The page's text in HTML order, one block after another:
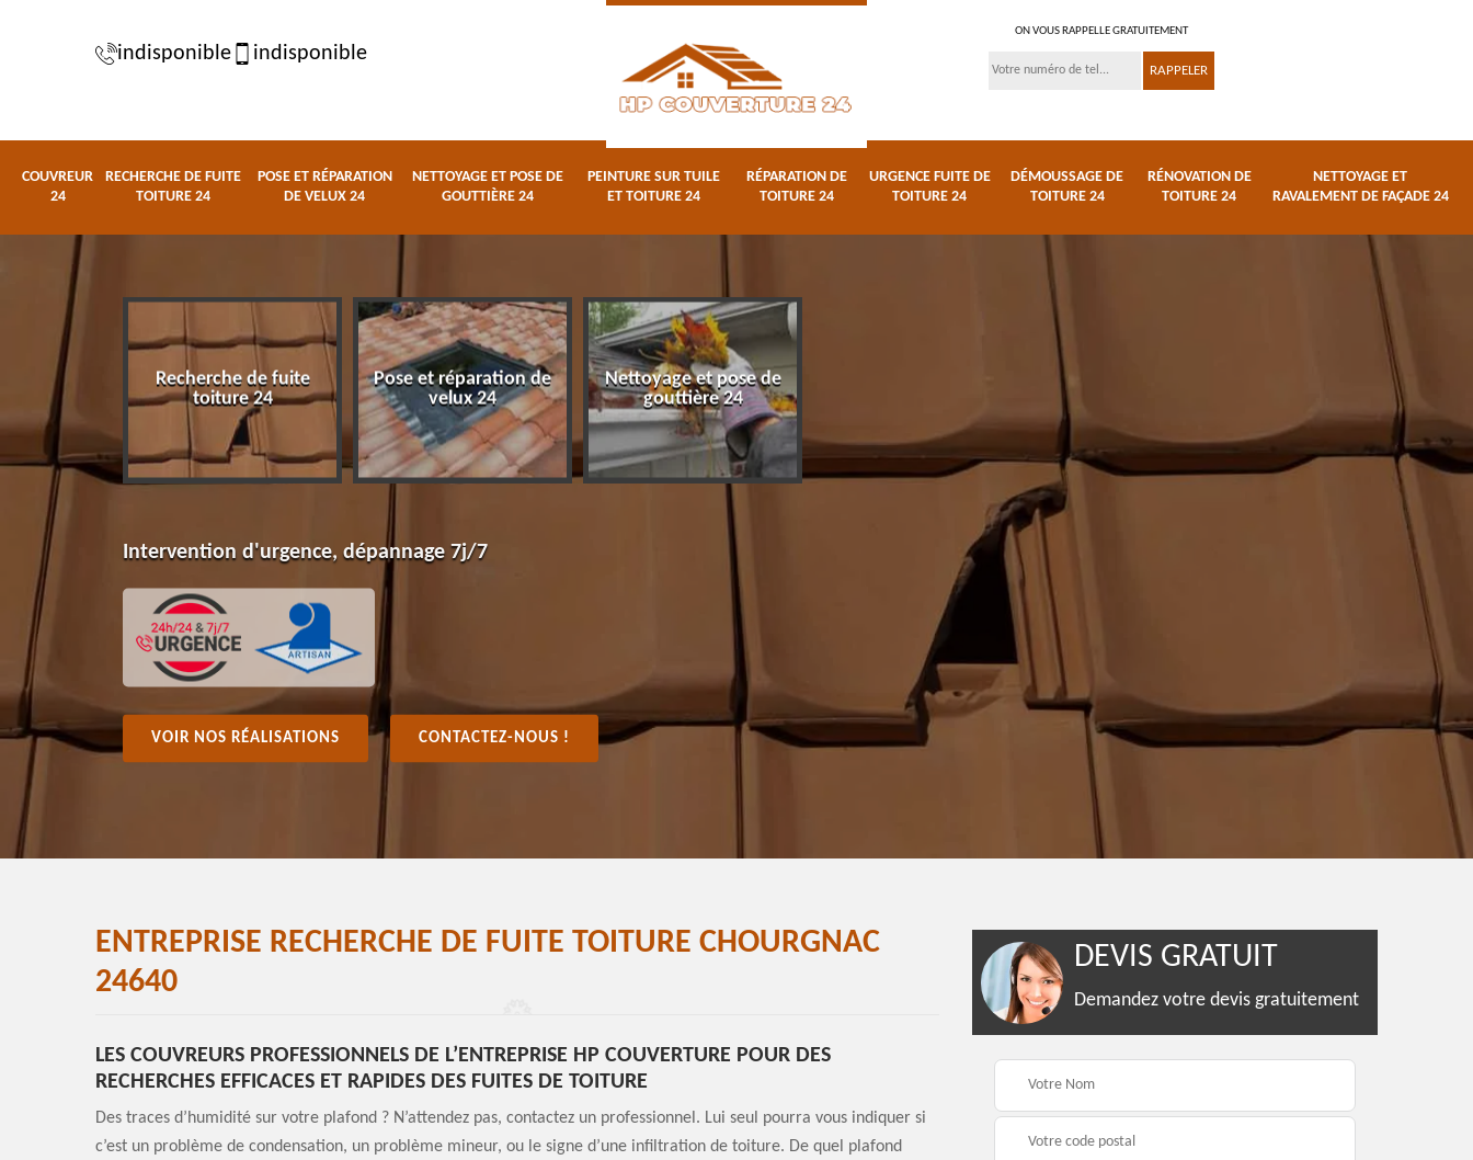
indisponible indisponible
ON VOUS RAPPELLE GRATUITEMENT
COUVREUR
24
RECHERCHE DE FUITE
TOITURE 24
POSE ET RÉPARATION
DE VELUX 24
NETTOYAGE ET POSE DE
GOUTTIÈRE 24
PEINTURE SUR TUILE
ET TOITURE 24
RÉPARATION DE
TOITURE 24
URGENCE FUITE DE
TOITURE 24
DÉMOUSSAGE DE
TOITURE 24
RÉNOVATION DE
TOITURE 24
NETTOYAGE ET
RAVALEMENT DE FAÇADE 24
Recherche de fuite
toiture 24
Pose et réparation de
velux 24
Nettoyage et pose de
gouttière 24
Réparation de toiture
Urgence fuite de
toiture 24
Intervention d'urgence, dépannage 7j/7
VOIR NOS RÉALISATIONS CONTACTEZ-NOUS !
ENTREPRISE RECHERCHE DE FUITE TOITURE CHOURGNAC
24640
LES COUVREURS PROFESSIONNELS DE L’ENTREPRISE HP COUVERTURE POUR DES
RECHERCHES EFFICACES ET RAPIDES DES FUITES DE TOITURE
Des traces d’humidité sur votre plafond ? N’attendez pas, contactez un professionnel. Lui seul pourra vous indiquer si
c’est un problème de condensation, un problème mineur, ou le signe d’une infiltration de toiture. De quel plafond
DEVIS GRATUIT
Demandez votre devis gratuitement